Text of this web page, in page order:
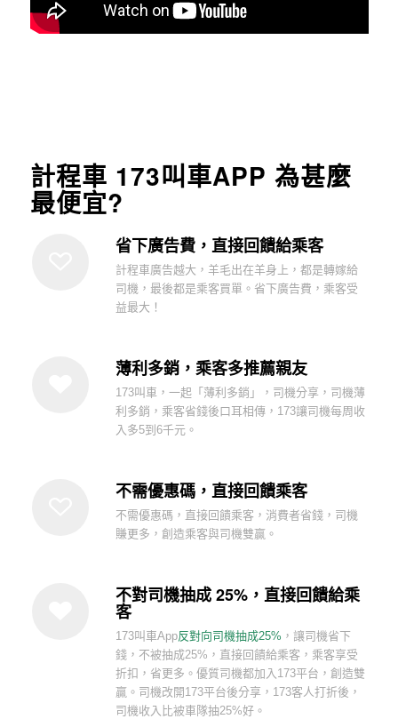
計程車 173叫車APP 為甚麼
最便宜?
省下廣告費，直接回饋給乘客
計程車廣告越大，羊毛出在羊身上，都是轉嫁給
司機，最後都是乘客買單。省下廣告費，乘客受
益最大！
薄利多銷，乘客多推薦親友
173叫車，一起「薄利多銷」，司機分享，司機薄
利多銷，乘客省錢後口耳相傳，173讓司機每周收
入多5到6千元。
不需優惠碼，直接回饋乘客
不需優惠碼，直接回饋乘客，消費者省錢，司機
賺更多，創造乘客與司機雙贏。
不對司機抽成 25%，直接回饋給乘
客
173叫車App反對向司機抽成25% ，讓司機省下
錢，不被抽成25%，直接回饋給乘客，乘客享受
折扣，省更多。優質司機都加入173平台，創造雙
贏。司機改開173平台後分享，173客人打折後，
司機收入比被車隊抽25%好。